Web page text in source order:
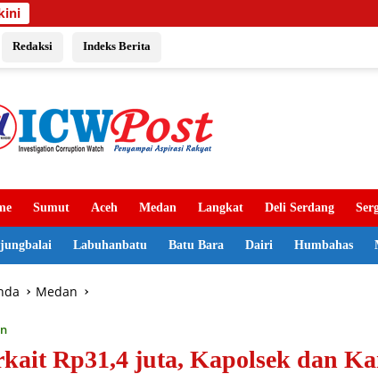
Redaksi Indeks Berita
Sumut Aceh Medan Langkat Deli Serdang
Labuhanbatu Batu Bara Dairi Humbahas
Medan
Rp31,4 juta, Kapolsek dan